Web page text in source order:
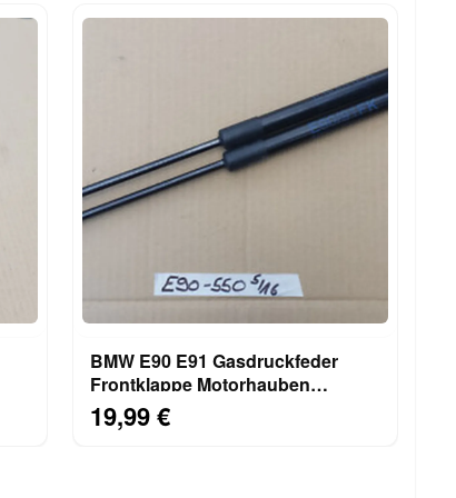
BMW E90 E91 Gasdruckfeder
Frontklappe Motorhauben
Dämpfer Rechts + Links 7060550
19,99 €